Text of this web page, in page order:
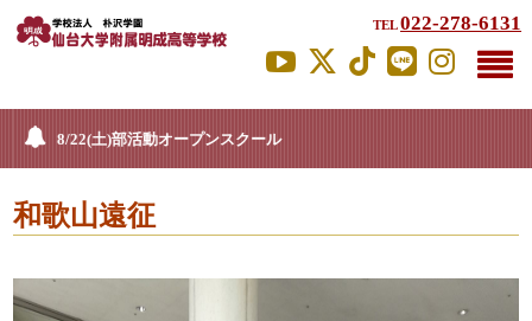
TEL022-278-6131
8/22(土)部活動オープンスクール
和歌山遠征